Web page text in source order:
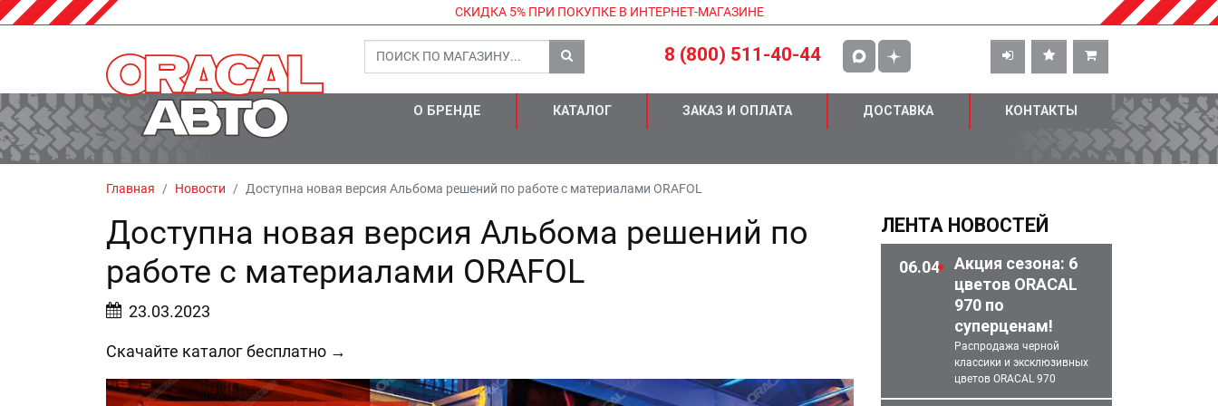
СКИДКА 5% ПРИ ПОКУПКЕ В ИНТЕРНЕТ-МАГАЗИНЕ
8 (800) 511-40-44
О БРЕНДЕ КАТАЛОГ ЗАКАЗ И ОПЛАТА ДОСТАВКА КОНТАКТЫ
Главная Новости Доступна новая версия Альбома решений по работе с материалами ORAFOL
Доступна новая версия Альбома решений по
работе с материалами ORAFOL
23.03.2023
Скачайте каталог бесплатно →
ЛЕНТА НОВОСТЕЙ
06.04
Акция сезона: 6
цветов ORACAL
970 по
суперценам!
Распродажа черной
классики и эксклюзивных
цветов ORACAL 970